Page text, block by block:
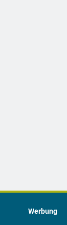
Werbung